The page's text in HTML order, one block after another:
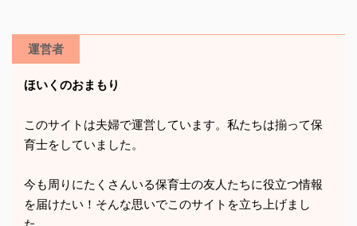
運営者
ほいくのおまもり
このサイトは夫婦で運営しています。私たちは揃って保
育士をしていました。
今も周りにたくさんいる保育士の友人たちに役立つ情報
を届けたい！そんな思いでこのサイトを立ち上げまし